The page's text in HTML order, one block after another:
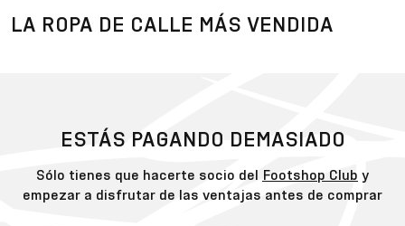
LA ROPA DE CALLE MÁS VENDIDA
ESTÁS PAGANDO DEMASIADO
Sólo tienes que hacerte socio del Footshop Club y
empezar a disfrutar de las ventajas antes de comprar